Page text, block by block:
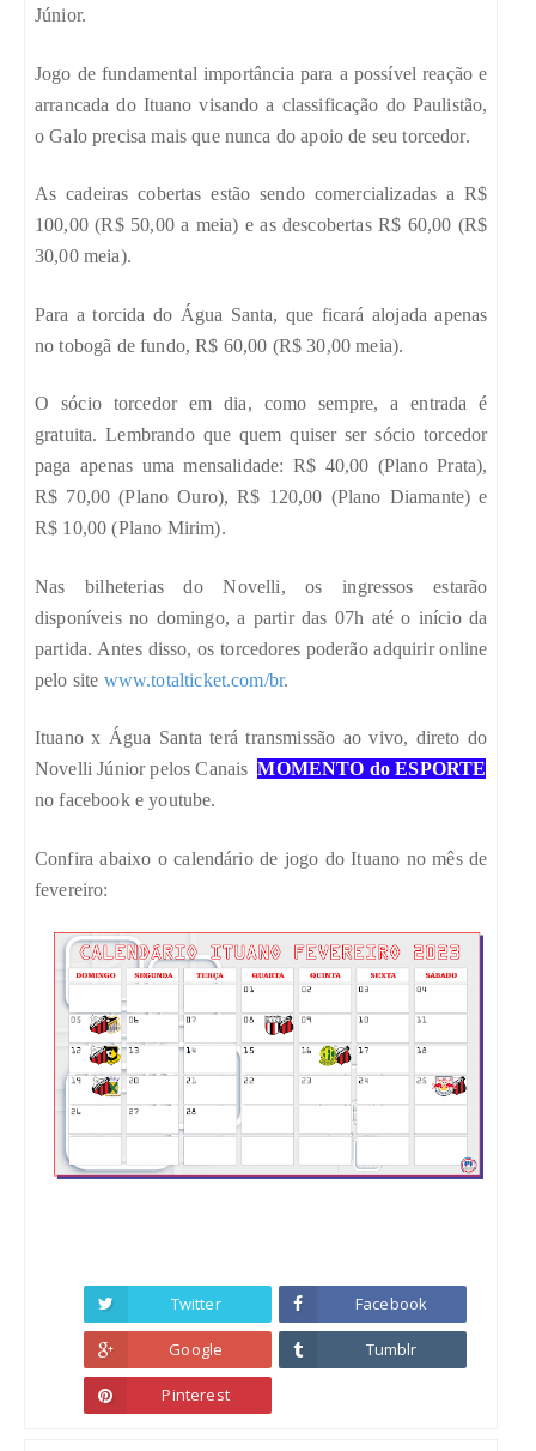
Júnior.
Jogo de fundamental importância para a possível reação e
arrancada do Ituano visando a classificação do Paulistão,
o Galo precisa mais que nunca do apoio de seu torcedor.
As cadeiras cobertas estão sendo comercializadas a R$
100,00 (R$ 50,00 a meia) e as descobertas R$ 60,00 (R$
30,00 meia).
Para a torcida do Água Santa, que ficará alojada apenas
no tobogã de fundo, R$ 60,00 (R$ 30,00 meia).
O sócio torcedor em dia, como sempre, a entrada é
gratuita. Lembrando que quem quiser ser sócio torcedor
paga apenas uma mensalidade: R$ 40,00 (Plano Prata),
R$ 70,00 (Plano Ouro), R$ 120,00 (Plano Diamante) e
R$ 10,00 (Plano Mirim).
Nas bilheterias do Novelli, os ingressos estarão
disponíveis no domingo, a partir das 07h até o início da
partida. Antes disso, os torcedores poderão adquirir online
pelo site www.totalticket.com/br.
Ituano x Água Santa terá transmissão ao vivo, direto do
Novelli Júnior pelos Canais MOMENTO do ESPORTE
no facebook e youtube.
Confira abaixo o calendário de jogo do Ituano no mês de
fevereiro:
Twitter Facebook
Google Tumblr
Pinterest